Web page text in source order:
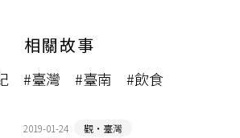
相關故事
#臺灣 #臺南 #飲食
2019-01-24 觀‧臺灣